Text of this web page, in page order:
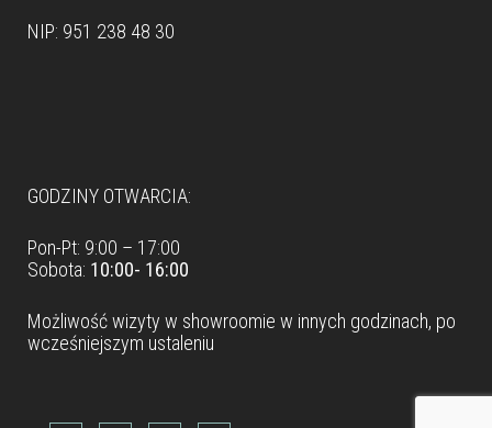
NIP: 951 238 48 30
GODZINY OTWARCIA:
Pon-Pt: 9:00 – 17:00
Sobota: 10:00- 16:00
Możliwość wizyty w showroomie w innych godzinach, po
wcześniejszym ustaleniu